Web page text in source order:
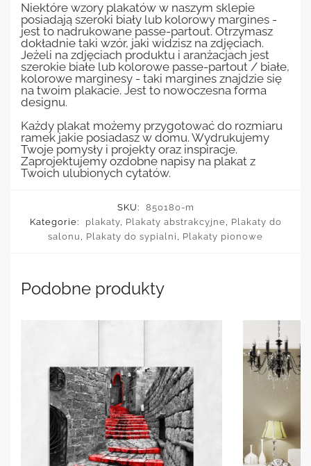
Niektóre wzory plakatów w naszym sklepie
posiadają szeroki biały lub kolorowy margines -
jest to nadrukowane passe-partout. Otrzymasz
dokładnie taki wzór, jaki widzisz na zdjęciach.
Jeżeli na zdjęciach produktu i aranżacjach jest
szerokie białe lub kolorowe passe-partout / białe,
kolorowe marginesy - taki margines znajdzie się
na twoim plakacie. Jest to nowoczesna forma
designu.
Każdy plakat możemy przygotować do rozmiaru
ramek jakie posiadasz w domu. Wydrukujemy
Twoje pomysły i projekty oraz inspiracje.
Zaprojektujemy ozdobne napisy na plakat z
Twoich ulubionych cytatów.
SKU:
850180-m
Kategorie:
plakaty, Plakaty abstrakcyjne
Plakaty do
salonu
Plakaty do sypialni Plakaty pionowe
Podobne produkty